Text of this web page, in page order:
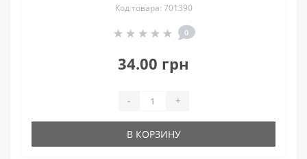
Код товара: 701390
0
34.00 грн
- +
В КОРЗИНУ